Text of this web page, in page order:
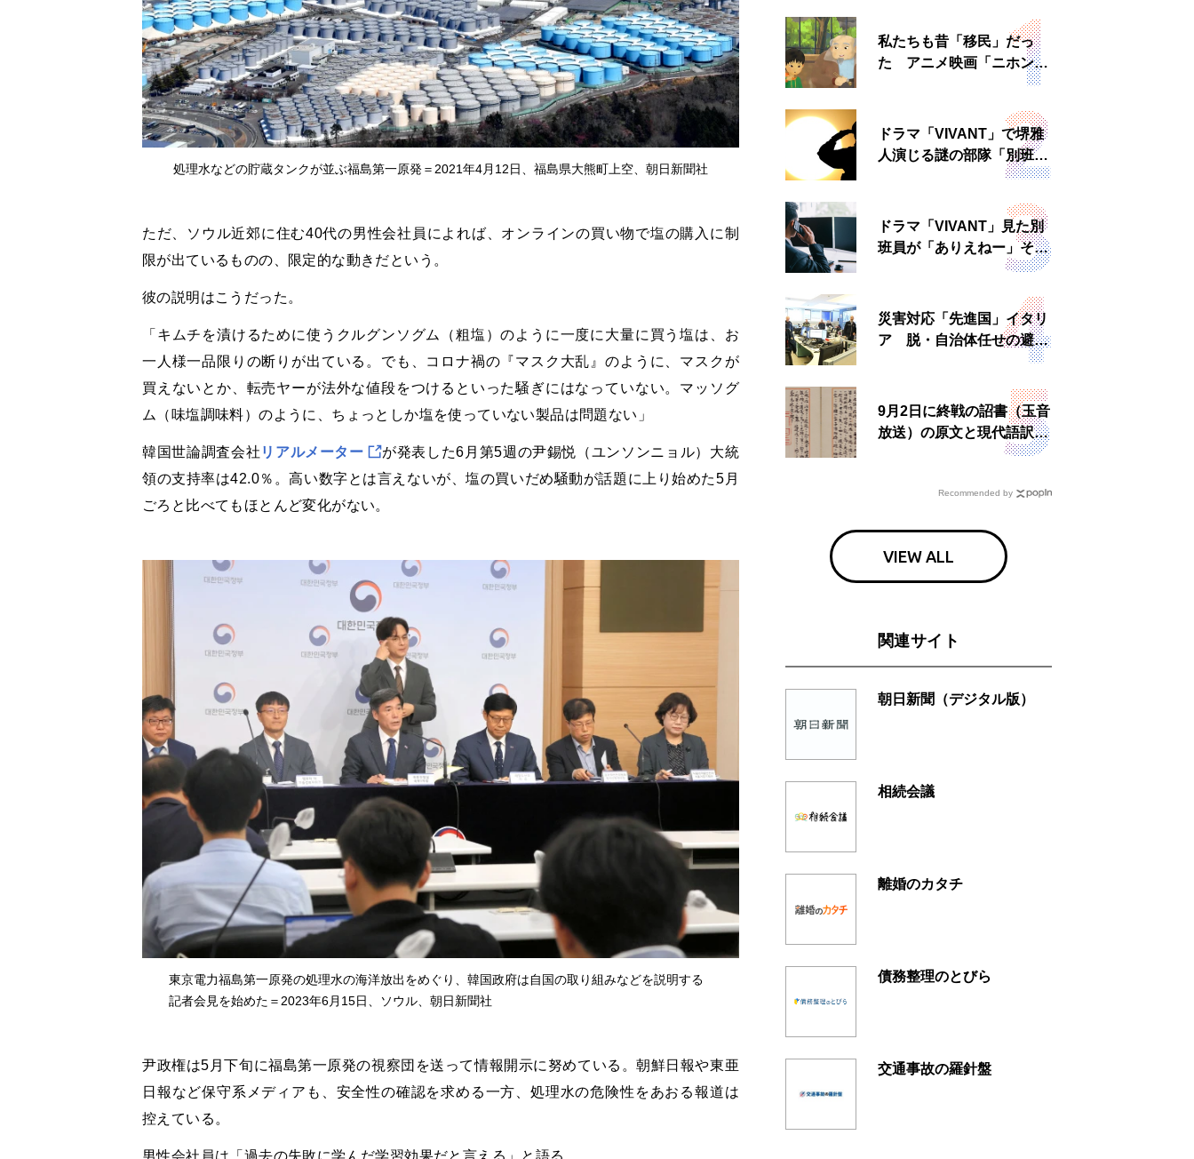
処理水などの貯蔵タンクが並ぶ福島第一原発＝2021年4月12日、福島県大熊町上空、朝日新聞社
ただ、ソウル近郊に住む40代の男性会社員によれば、オンラインの買い物で塩の購入に制
限が出ているものの、限定的な動きだという。
彼の説明はこうだった。
「キムチを漬けるために使うクルグンソグム（粗塩）のように一度に大量に買う塩は、お
一人様一品限りの断りが出ている。でも、コロナ禍の『マスク大乱』のように、マスクが
買えないとか、転売ヤーが法外な値段をつけるといった騒ぎにはなっていない。マッソグ
ム（味塩調味料）のように、ちょっとしか塩を使っていない製品は問題ない」
韓国世論調査会社 リアルメーター
が発表した6月第5週の尹錫悦（ユンソンニョル）大統
領の支持率は42.0％。高い数字とは言えないが、塩の買いだめ騒動が話題に上り始めた5月
ごろと比べてもほとんど変化がない。
東京電力福島第一原発の処理水の海洋放出をめぐり、韓国政府は自国の取り組みなどを説明する
記者会見を始めた＝2023年6月15日、ソウル、朝日新聞社
尹政権は5月下旬に福島第一原発の視察団を送って情報開示に努めている。朝鮮日報や東亜
日報など保守系メディアも、安全性の確認を求める一方、処理水の危険性をあおる報道は
控えている。
私たちも昔「移民」だっ
た アニメ映画「ニホンジ
ドラマ「VIVANT」で堺雅
人演じる謎の部隊「別班」
は実在する？内情知る人物
ドラマ「VIVANT」見た別
班員が「ありえねー」その
理由とは 非公然組織ゆえ
災害対応「先進国」イタリ
ア 脱・自治体任せの避難
所運営、被災者への温かい
9月2日に終戦の詔書（玉音
放送）の原文と現代語訳を
読む もう一つの「終戦の
Recommended by
VIEW ALL
関連サイト
朝日新聞（デジタル版）
相続会議
離婚のカタチ
債務整理のとびら
交通事故の羅針盤